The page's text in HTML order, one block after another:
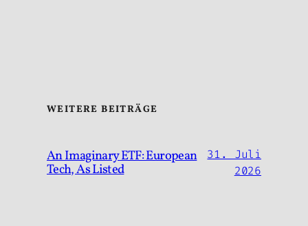
WEITERE BEITRÄGE
An Imaginary ETF: European
Tech, As Listed
31. Juli
2026